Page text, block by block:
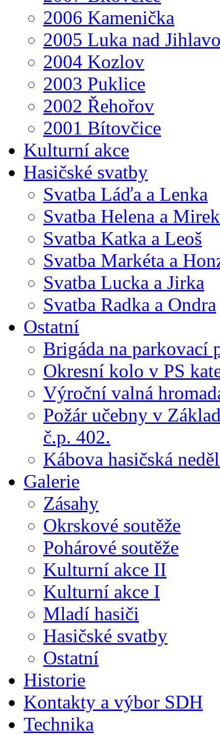
2006 Kamenička
2005 Luka nad
2004 Kozlov
2003 Puklice
2002 Řehořov
2001 Bítovčice
Kulturní akce
Hasičské svatby
Svatba Láďa a Lenka
Svatba Helena a Mirek
Svatba Katka a Leoš
Svatba Markéta a
Svatba Lucka a Jirka
Svatba Radka a Ondra
Ostatní
Brigáda na parkovací
Okresní kolo v PS
Výroční valná
Požár učebny v
č.p. 402.
Kábova hasičská
Galerie
Zásahy
Okrskové soutěže
Pohárové soutěže
Kulturní akce II
Kulturní akce I
Mladí hasiči
Hasičské svatby
Ostatní
Historie
Kontakty a výbor SDH
Technika